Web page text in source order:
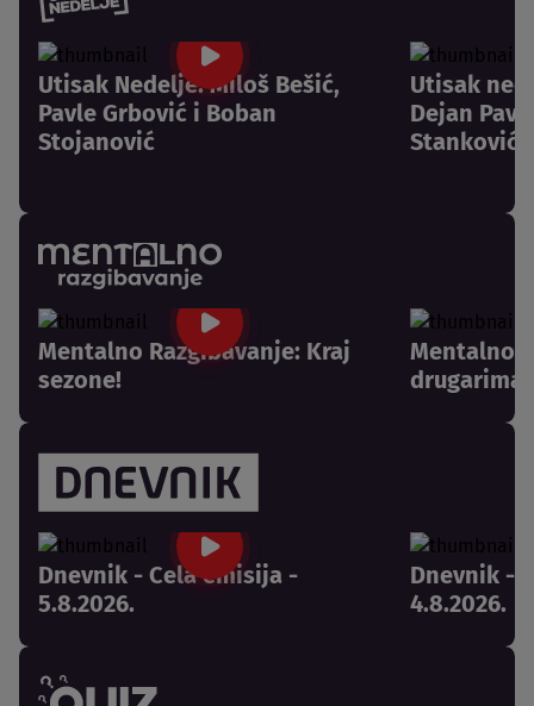
Utisak Nedelje: Miloš Bešić,
Pavle Grbović i Boban
Stojanović
Utisak
Dejan
Stanković
Mentalno Razgibavanje: Kraj
sezone!
Mentalno
drugarima
Dnevnik - Cela emisija -
5.8.2026.
Dnevnik -
4.8.2026.